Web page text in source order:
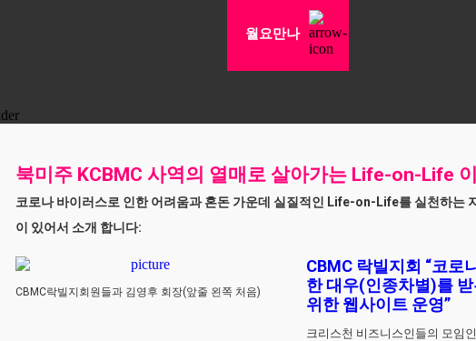
월요만나
북미주 KCBMC 사역의 열매로 살아가는 Life-on-Life 이
코로나 바이러스로 인한 어려움과 혼돈 가운데 실질적인 Life-on-Life를 실천하는
이 있어서 소개 합니다:
CBMC락빌지회원들과 김영후 회장(앞줄 왼쪽 처음)
CBMC 락빌지회 “코로
한 대우(인종차별)를
위한 웹사이트 운영”
크리스천 비즈니스인들의 모임